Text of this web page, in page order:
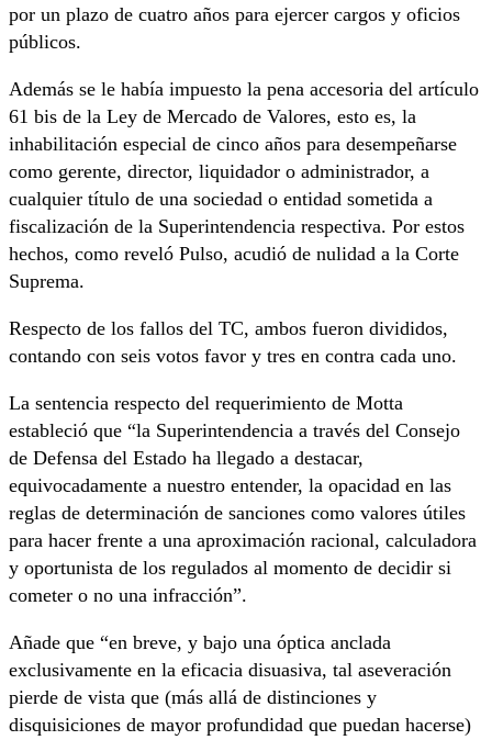
por un plazo de cuatro años para ejercer cargos y oficios
públicos.
Además se le había impuesto la pena accesoria del artículo
61 bis de la Ley de Mercado de Valores, esto es, la
inhabilitación especial de cinco años para desempeñarse
como gerente, director, liquidador o administrador, a
cualquier título de una sociedad o entidad sometida a
fiscalización de la Superintendencia respectiva. Por estos
hechos, como reveló Pulso, acudió de nulidad a la Corte
Suprema.
Respecto de los fallos del TC, ambos fueron divididos,
contando con seis votos favor y tres en contra cada uno.
La sentencia respecto del requerimiento de Motta
estableció que “la Superintendencia a través del Consejo
de Defensa del Estado ha llegado a destacar,
equivocadamente a nuestro entender, la opacidad en las
reglas de determinación de sanciones como valores útiles
para hacer frente a una aproximación racional, calculadora
y oportunista de los regulados al momento de decidir si
cometer o no una infracción”.
Añade que “en breve, y bajo una óptica anclada
exclusivamente en la eficacia disuasiva, tal aseveración
pierde de vista que (más allá de distinciones y
disquisiciones de mayor profundidad que puedan hacerse)